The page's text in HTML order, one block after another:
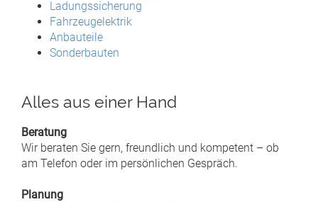
Ladungssicherung
Fahrzeugelektrik
Anbauteile
Sonderbauten
Alles aus einer Hand
Beratung
Wir beraten Sie gern, freundlich und kompetent – ob
am Telefon oder im persönlichen Gespräch.
Planung